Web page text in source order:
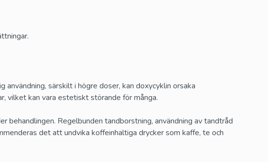
Viagra Cialis Black
Tadalafil
120 Vidalista
särskilt i högre doser, kan doxycyklin orsaka
vilket kan vara estetiskt störande för många.
Regelbunden tandborstning, användning av tandtråd
det att undvika koffeinhaltiga drycker som kaffe, te och